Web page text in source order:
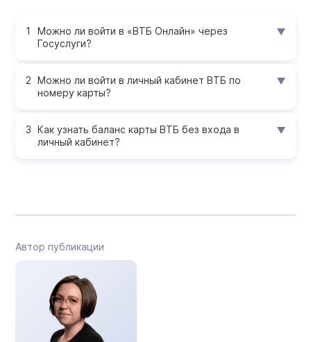
Можно ли войти в «ВТБ Онлайн» через
Госуслуги?
Можно ли войти в личный кабинет ВТБ по
номеру карты?
Как узнать баланс карты ВТБ без входа в
личный кабинет?
Автор публикации